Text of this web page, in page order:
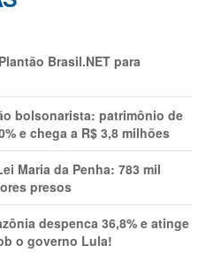
Brasil.NET para
bolsonarista: patrimônio de
e chega a R$ 3,8 milhões
Maria da Penha: 783 mil
presos
despenca 36,8% e atinge
o governo Lula!